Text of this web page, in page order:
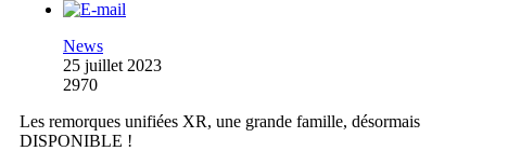
News
25 juillet 2023
2970
Les remorques unifiées XR, une grande famille, désormais
DISPONIBLE !